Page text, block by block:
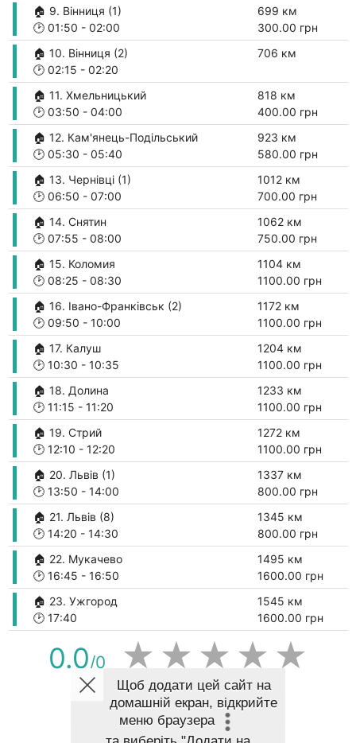
🏠 9. Вінниця (1)
🕑01:50 - 02:00
699 км
300.00 грн
🏠 10. Вінниця (2)
🕑02:15 - 02:20
706 км
🏠 11. Хмельницький
🕑03:50 - 04:00
818 км
400.00 грн
🏠 12. Кам'янець-Подільський
🕑05:30 - 05:40
923 км
580.00 грн
🏠 13. Чернівці (1)
🕑06:50 - 07:00
1012 км
700.00 грн
🏠 14. Снятин
🕑07:55 - 08:00
1062 км
750.00 грн
🏠 15. Коломия
🕑08:25 - 08:30
1104 км
1100.00 грн
🏠 16. Івано-Франківськ (2)
🕑09:50 - 10:00
1172 км
1100.00 грн
🏠 17. Калуш
🕑10:30 - 10:35
1204 км
1100.00 грн
🏠 18. Долина
🕑11:15 - 11:20
1233 км
1100.00 грн
🏠 19. Стрий
🕑12:10 - 12:20
1272 км
1100.00 грн
🏠 20. Львів (1)
🕑13:50 - 14:00
1337 км
800.00 грн
🏠 21. Львів (8)
🕑14:20 - 14:30
1345 км
800.00 грн
🏠 22. Мукачево
🕑16:45 - 16:50
1495 км
1600.00 грн
🏠 23. Ужгород
🕑17:40
1545 км
1600.00 грн
0.0/0 ★ ★ ★ ★ ★
ПОКАЗАТИ МАРШРУТ НА КАРТІ
Щоб додати цей сайт на
домашній екран, відкрийте
меню браузера